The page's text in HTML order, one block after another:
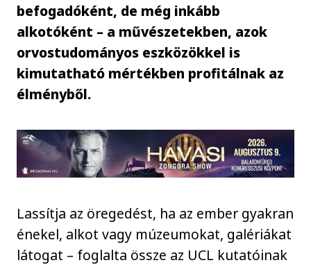
befogadóként, de még inkább
alkotóként – a művészetekben, azok
orvostudományos eszközökkel is
kimutatható mértékben profitálnak az
élményből.
Lassítja az öregedést, ha az ember gyakran
énekel, alkot vagy múzeumokat, galériákat
látogat – foglalta össze az UCL kutatóinak